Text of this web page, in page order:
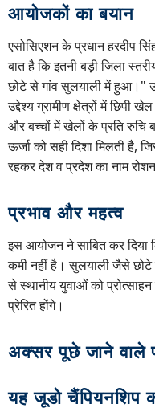
आयोजकों का बयान
एसोसिएशन के प्रधान हरदीप
बात है कि इतनी बड़ी जिला
छोटे से गांव सुलयाली में हुआ।"
उद्देश्य ग्रामीण क्षेत्रों में छिपी
और बच्चों में खेलों के प्रति रुचि
ऊर्जा को सही दिशा मिलती है,
रहकर देश व प्रदेश का नाम
प्रभाव और महत्व
इस आयोजन ने साबित कर दिया
कमी नहीं है। सुलयाली जैसे छोटे
से स्थानीय युवाओं को
प्रेरित होंगे।
अक्सर पूछे जाने वाले
यह जूडो चैंपियनशिप